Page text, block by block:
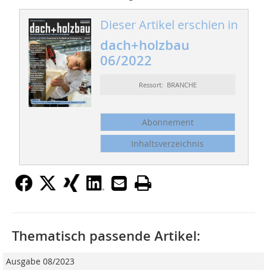
Dieser Artikel erschien in
dach+holzbau
06/2022
Ressort: BRANCHE
Abonnement
Inhaltsverzeichnis
Thematisch passende Artikel:
Ausgabe 08/2023